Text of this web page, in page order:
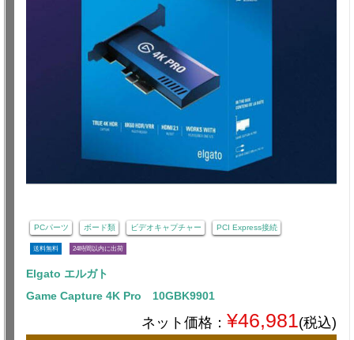
PCパーツ ボード類 ビデオキャプチャー PCI Express接続
送料無料 24時間以内に出荷
Elgato エルガト
Game Capture 4K Pro 10GBK9901
ネット価格： ¥46,981 (税込)